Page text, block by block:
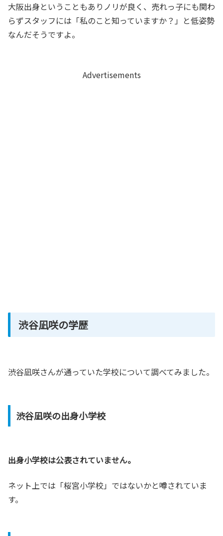
大阪出身ということもありノリが良く、売れっ子にも関わ
らずスタッフには「私のこと知っていますか？」と低姿勢
なんだそうですよ。
Advertisements
渋谷凪咲の学歴
渋谷凪咲さんが通っていた学校について調べてみました。
渋谷凪咲の出身小学校
出身小学校は公表されていません。
ネット上では「桜宮小学校」ではないかと噂されていま
す。